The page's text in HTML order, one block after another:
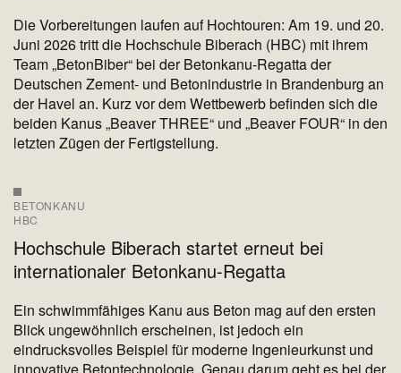
Die Vorbereitungen laufen auf Hochtouren: Am 19. und 20.
Juni 2026 tritt die Hochschule Biberach (HBC) mit ihrem
Team „BetonBiber“ bei der Betonkanu-Regatta der
Deutschen Zement- und Betonindustrie in Brandenburg an
der Havel an. Kurz vor dem Wettbewerb befinden sich die
beiden Kanus „Beaver THREE“ und „Beaver FOUR“ in den
letzten Zügen der Fertigstellung.
BETONKANU
HBC
Hochschule Biberach startet erneut bei
internationaler Betonkanu-Regatta
Ein schwimmfähiges Kanu aus Beton mag auf den ersten
Blick ungewöhnlich erscheinen, ist jedoch ein
eindrucksvolles Beispiel für moderne Ingenieurkunst und